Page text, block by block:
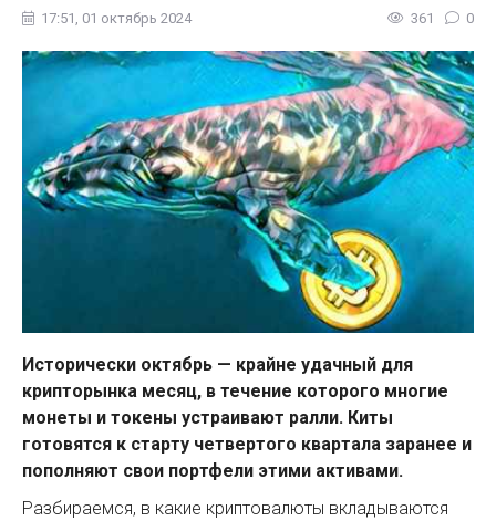
17:51, 01 октябрь 2024 361 0
Исторически октябрь — крайне удачный для
крипторынка месяц, в течение которого многие
монеты и токены устраивают ралли. Киты
готовятся к старту четвертого квартала заранее и
пополняют свои портфели этими активами.
Разбираемся, в какие криптовалюты вкладываются